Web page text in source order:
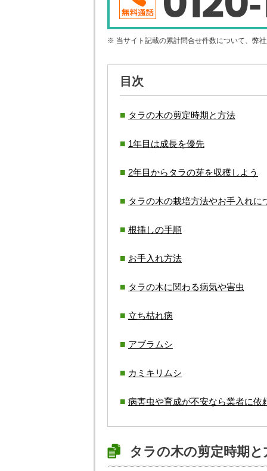
※ 当サイト記載の累計問合せ件数について、弊
目次
タラの木の剪定時期と方法
1年目は成長を優先
2年目からタラの芽を収穫しよう
タラの木の栽培方法やお手入れに
根挿しの手順
お手入れ方法
タラの木に関わる病気や害虫
立ち枯れ病
アブラムシ
カミキリムシ
病害虫や育成が不安なら業者に依
タラの木の剪定時期と